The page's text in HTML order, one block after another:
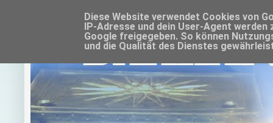
Diese Website verwendet Cookies von
IP-Adresse und dein User-Agent
Google freigegeben. So können
und die Qualität des Dienstes